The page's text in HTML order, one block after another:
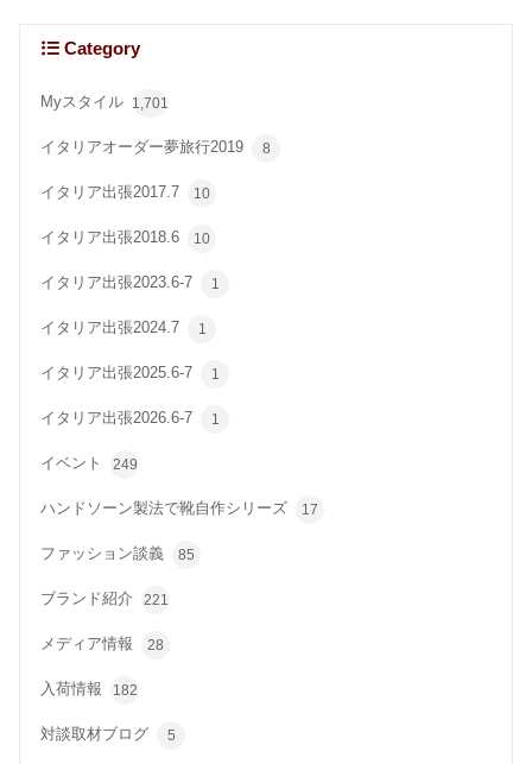
Category
Myスタイル 1,701
イタリアオーダー夢旅行2019 8
イタリア出張2017.7 10
イタリア出張2018.6 10
イタリア出張2023.6-7 1
イタリア出張2024.7 1
イタリア出張2025.6-7 1
イタリア出張2026.6-7 1
イベント 249
ハンドソーン製法で靴自作シリーズ 17
ファッション談義 85
ブランド紹介 221
メディア情報 28
入荷情報 182
対談取材ブログ 5